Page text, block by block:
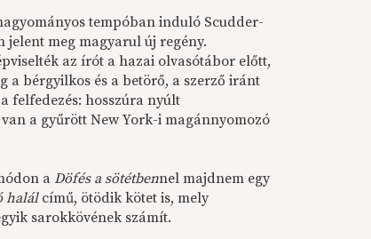
tempóban induló Scudder-
jelent meg magyarul új regény.
az írót a hazai olvasótábor előtt,
a bérgyilkos és a betörő, a szerző iránt
felfedezés: hosszúra nyúlt
a gyűrött New York-i magánnyomozó
aDöfés a sötétbennel majdnem egy
halálcímű, ötödik kötet is, mely
sarokkövének számít.